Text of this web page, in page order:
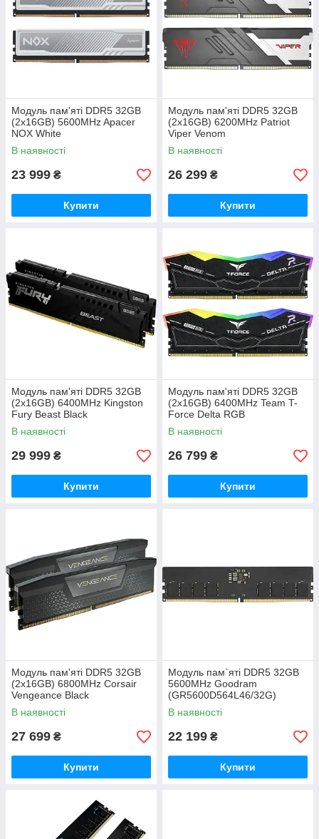
Модуль пам'яті DDR5 32GB
(2x16GB) 5600MHz Apacer
NOX White
(AH5U32G56C522MWAA-2)
В наявності
23 999 ₴
Купити
Модуль пам'яті DDR5 32GB
(2x16GB) 6200MHz Patriot
Viper Venom
(PVV532G620C40K)
В наявності
26 299 ₴
Купити
Модуль пам'яті DDR5 32GB
(2x16GB) 6400MHz Kingston
Fury Beast Black
(KF564C32BBK2-32)
В наявності
29 999 ₴
Купити
Модуль пам'яті DDR5 32GB
(2x16GB) 6400MHz Team T-
Force Delta RGB
(FF3D532G6400HC40BDC01)
В наявності
26 799 ₴
Купити
Модуль пам'яті DDR5 32GB
(2x16GB) 6800MHz Corsair
Vengeance Black
(CMK32GX5M2B6800C40)
В наявності
27 699 ₴
Купити
Модуль пам`ятi DDR5 32GB
5600MHz Goodram
(GR5600D564L46/32G)
В наявності
22 199 ₴
Купити